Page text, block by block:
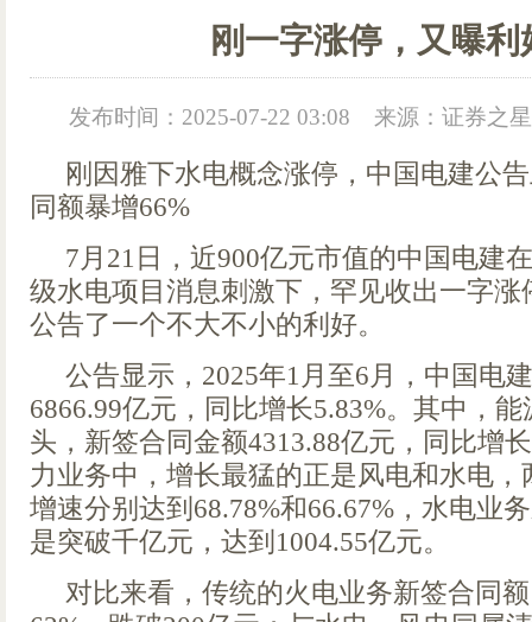
刚一字涨停，又曝利
发布时间：2025-07-22 03:08 来源：证券之星
刚因雅下水电概念涨停，中国电建公
同额暴增66%
7月21日，近900亿元市值的中国电建
级水电项目消息刺激下，罕见收出一字
公告了一个不大不小的利好。
公告显示，2025年1月至6月，中国电
6866.99亿元，同比增长5.83%。其中，
头，新签合同金额4313.88亿元，同比增
力业务中，增长最猛的正是风电和水电
增速分别达到68.78%和66.67%，水电业
是突破千亿元，达到1004.55亿元。
对比来看，传统的火电业务新签合同